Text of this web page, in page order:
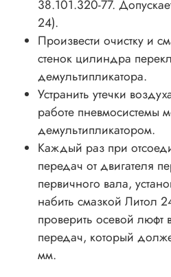
38.101.320-77.
24).
Произвести очистку и
стенок цилиндра
демультипликатора.
Устранить утечки
работе пневмосистемы
демультипликатором.
Каждый раз при
передач от двигателя
первичного вала,
набить смазкой Литол
проверить осевой люфт
передач, который
мм.